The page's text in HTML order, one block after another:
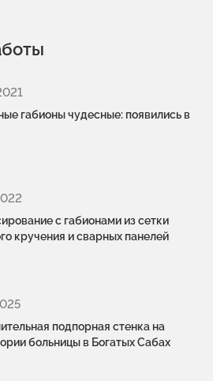
габионы чудесные: появились в
с габионами из сетки
кручения и сварных панелей
подпорная стенка на
больницы в Богатых Сабах